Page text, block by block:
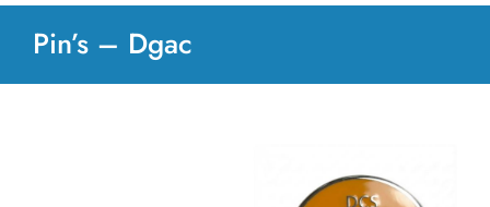
Pin’s – Dgac